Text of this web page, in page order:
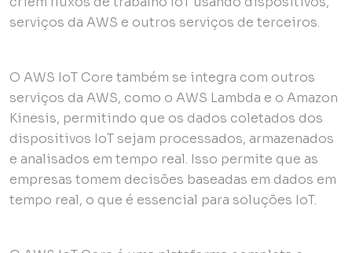
serviços da AWS e outros serviços de terceiros.
O AWS IoT Core também se integra com outros
serviços da AWS, como o AWS Lambda e o Amazon
Kinesis, permitindo que os dados coletados dos
dispositivos IoT sejam processados, armazenados
e analisados em tempo real. Isso permite que as
empresas tomem decisões baseadas em dados em
tempo real, o que é essencial para soluções IoT.